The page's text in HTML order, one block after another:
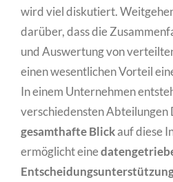
wird viel diskutiert.
darüber, dass die
und Auswertung von
einen wesentlichen Vorteil
In einem Unternehmen
verschiedensten Abteilungen
gesamthafte Blickauf diese
ermöglicht eine